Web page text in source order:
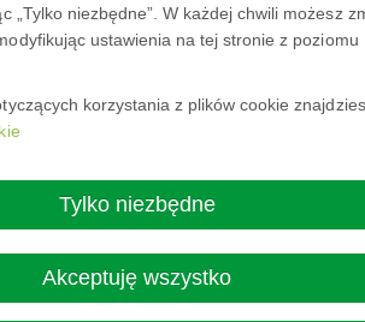
„Tylko niezbędne”. W każdej chwili możesz
ustawienia na tej stronie z poziomu
korzystania z plików cookie
Tylko niezbędne
Akceptuję wszystko